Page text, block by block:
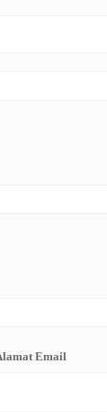
Email